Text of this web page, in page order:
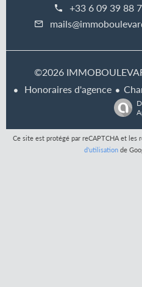
+33 6 09 39 88
©2026
Honoraires d'agence
Ce site est protégé par reCAPTCHA et les
d'utilisationde